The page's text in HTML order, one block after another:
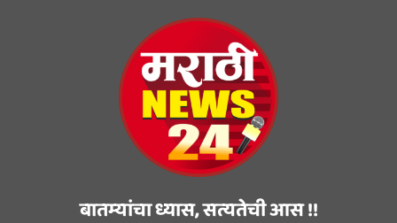
बातम्यांचा ध्यास, सत्यतेची आस !!